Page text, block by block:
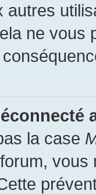
autres
ne vous
la case